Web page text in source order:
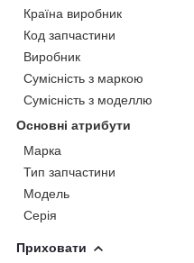
Країна виробник
Код запчастини
Виробник
Сумісність з маркою
Сумісність з моделлю
Основні атрибути
Марка
Тип запчастини
Модель
Серія
Приховати